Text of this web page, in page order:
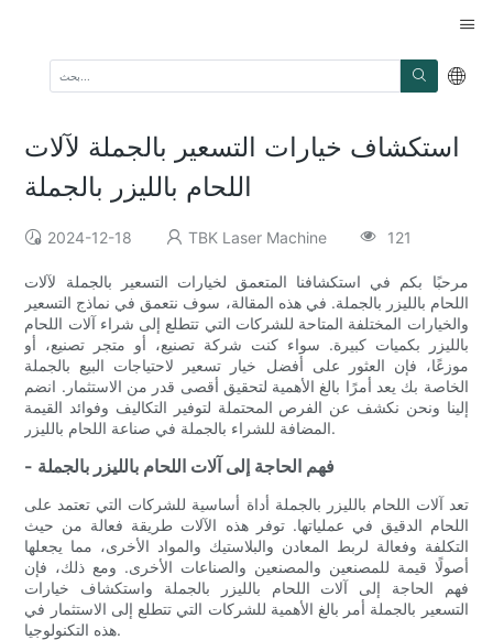
استكشاف خيارات التسعير بالجملة لآلات
اللحام بالليزر بالجملة
2024-12-18 TBK Laser Machine 121
مرحبًا بكم في استكشافنا المتعمق لخيارات التسعير بالجملة لآلات
اللحام بالليزر بالجملة. في هذه المقالة، سوف نتعمق في نماذج التسعير
والخيارات المختلفة المتاحة للشركات التي تتطلع إلى شراء آلات اللحام
بالليزر بكميات كبيرة. سواء كنت شركة تصنيع، أو متجر تصنيع، أو
موزعًا، فإن العثور على أفضل خيار تسعير لاحتياجات البيع بالجملة
الخاصة بك يعد أمرًا بالغ الأهمية لتحقيق أقصى قدر من الاستثمار. انضم
إلينا ونحن نكشف عن الفرص المحتملة لتوفير التكاليف وفوائد القيمة
المضافة للشراء بالجملة في صناعة اللحام بالليزر.
- فهم الحاجة إلى آلات اللحام بالليزر بالجملة
تعد آلات اللحام بالليزر بالجملة أداة أساسية للشركات التي تعتمد على
اللحام الدقيق في عملياتها. توفر هذه الآلات طريقة فعالة من حيث
التكلفة وفعالة لربط المعادن والبلاستيك والمواد الأخرى، مما يجعلها
أصولًا قيمة للمصنعين والمصنعين والصناعات الأخرى. ومع ذلك، فإن
فهم الحاجة إلى آلات اللحام بالليزر بالجملة واستكشاف خيارات
التسعير بالجملة أمر بالغ الأهمية للشركات التي تتطلع إلى الاستثمار في
هذه التكنولوجيا.